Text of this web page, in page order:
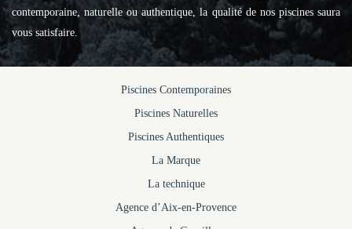
vous satisfaire.
Piscines Naturelles
Piscines Authentiques
La Marque
La technique
Agence d’Aix-en-Provence
Agence de Cavaillon